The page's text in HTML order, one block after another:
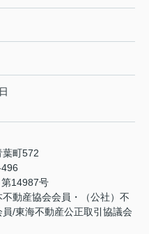
葉町572
14987号
不動産協会会員・（公社）不
/東海不動産公正取引協議会